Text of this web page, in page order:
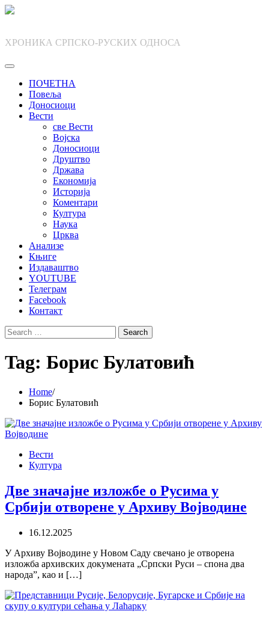
Skip
ХРОНИКА СРПСКО-РУСКИХ ОДНОСА
ПОЧЕТНА
Повеља
Доносиоци
Вести
све Вести
Војска
Доносиоци
Друштво
Држава
Економија
Историја
Коментари
Култура
Наука
Црква
Анализе
Књиге
Издаваштво
YOUTUBE
Телеграм
Facebook
Контакт
Search
for:
Tag: Борис Булатовић
Home
Борис Булатовић
Вести
Култура
Две значајне изложбе о Русима у
Србији отворене у Архиву Војводине
16.12.2025
У Архиву Војводине у Новом Саду свечано је отворена
изложба архивских докумената „Српски Руси – спона два
народа”, као и […]